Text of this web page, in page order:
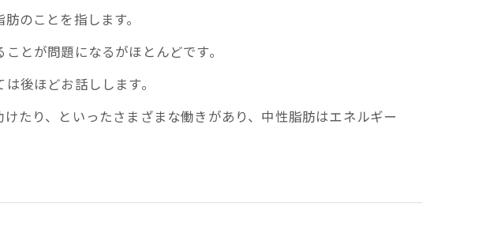
のことを指します。
とが問題になるがほとんどです。
後ほどお話しします。
たり、といったさまざまな働きがあり、中性脂肪はエネルギー